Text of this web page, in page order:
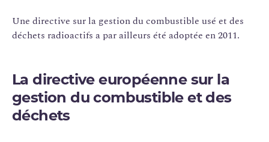
Une directive sur la gestion du combustible usé et des
déchets radioactifs a par ailleurs été adoptée en 2011.
La directive européenne sur la
gestion du combustible et des
déchets